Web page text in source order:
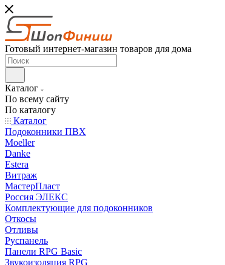
Готовый интернет-магазин товаров для дома
Каталог
По всему сайту
По каталогу
Каталог
Подоконники ПВХ
Moeller
Danke
Estera
Витраж
МастерПласт
Россия ЭЛЕКС
Комплектующие для подоконников
Откосы
Отливы
Руспанель
Панели RPG Basic
Звукоизоляция RPG